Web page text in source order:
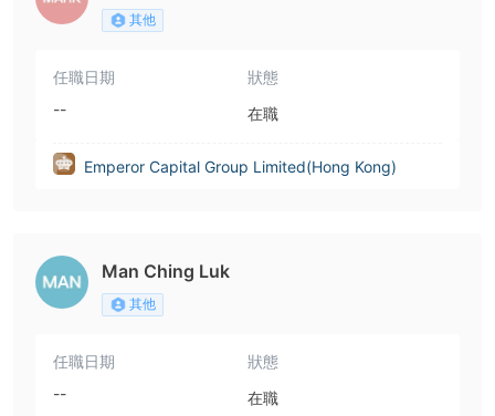
其他
任職日期
--
狀態
在職
Emperor Capital Group Limited(Hong Kong)
Man Ching Luk
其他
任職日期
--
狀態
在職